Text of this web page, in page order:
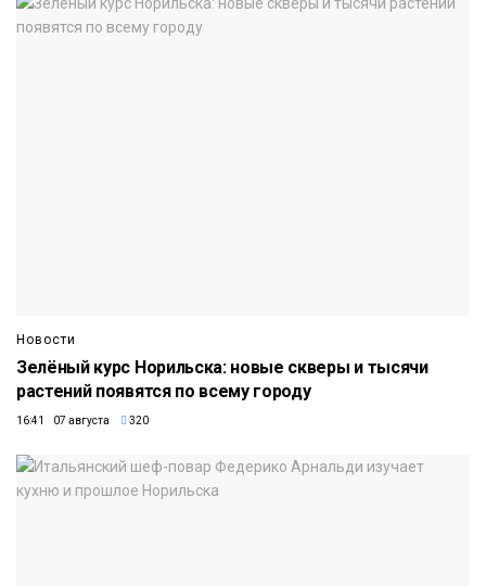
Новости
Зелёный курс Норильска: новые скверы и тысячи
растений появятся по всему городу
16:41 07 августа 320